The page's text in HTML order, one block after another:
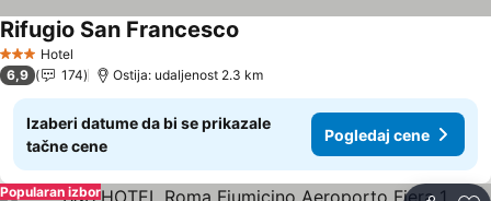
3 Zvezdice
Hotel
Rifugio San Francesco
6,9 174 Ostija: udaljenost 2.3 km
Izaberi datume da bi se prikazale
tačne cene
Pogledaj cene
Popularan izbor